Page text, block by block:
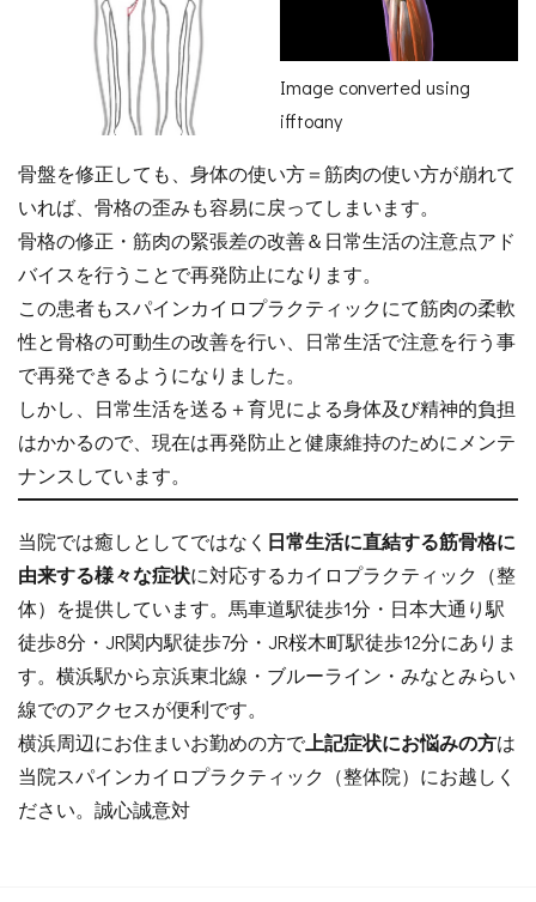
Image converted using
ifftoany
骨盤を修正しても、身体の使い方＝筋肉の使い方が崩れて
いれば、骨格の歪みも容易に戻ってしまいます。
骨格の修正・筋肉の緊張差の改善＆日常生活の注意点アド
バイスを行うことで再発防止になります。
この患者もスパインカイロプラクティックにて筋肉の柔軟
性と骨格の可動生の改善を行い、日常生活で注意を行う事
で再発できるようになりました。
しかし、日常生活を送る＋育児による身体及び精神的負担
はかかるので、現在は再発防止と健康維持のためにメンテ
ナンスしています。
当院では癒しとしてではなく 日常生活に直結する筋骨格に
由来する様々な症状に対応するカイロプラクティック（整
体）を提供しています。馬車道駅徒歩1分・日本大通り駅
徒歩8分・JR関内駅徒歩7分・JR桜木町駅徒歩12分にありま
す。横浜駅から京浜東北線・ブルーライン・みなとみらい
線でのアクセスが便利です。
横浜周辺にお住まいお勤めの方で上記症状にお悩みの方は
当院スパインカイロプラクティック（整体院）にお越しく
ださい。誠心誠意対